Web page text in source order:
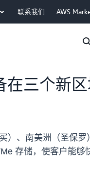
联系我们 AWS
在三个新
）、南美洲（圣保
存储，使客户能够